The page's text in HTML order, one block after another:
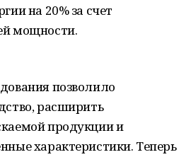
на 20% за счет
мощности.
позволило
расширить
продукции и
характеристики. Теперь